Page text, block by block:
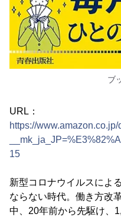
ブ
URL：
https://
15
新型コロナウイルスによ
ならない時代。働き方改
中、20年前から先駆け、